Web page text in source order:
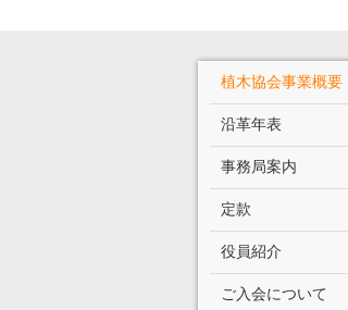
植木協会事業概要
沿革年表
事務局案内
定款
役員紹介
ご入会について